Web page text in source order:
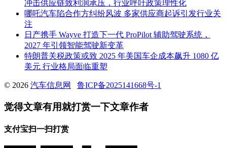
冲击供应链致利润承压，行业呼吁政策理性化
哪吒汽车陷合作方纠纷风波 多家供应商起诉引发行业关
注
日产携手 Wayve 打造下一代 ProPilot 辅助驾驶系统，
2027 年引领智能驾驶新变革
特朗普关税政策或致 2025 年美国车企成本飙升 1080 亿
美元 行业格局面临重塑
© 2026 汽车信息网 鲁ICP备2025141668号-1
觉得文章有用就打赏一下文章作者
支付宝扫一扫打赏